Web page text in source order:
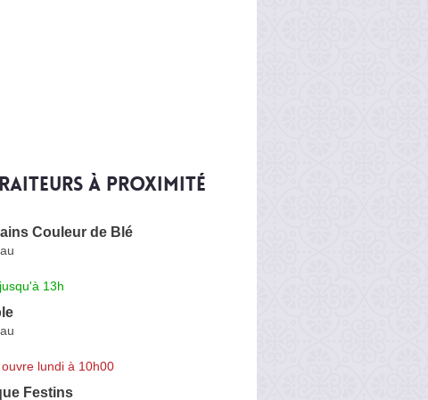
à proximité
Couleur de Blé
13h
lundi à 10h00
Festins